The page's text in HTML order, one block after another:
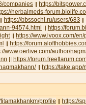
companies || https://
herbalmeds-
https://bbssochi.ru/users/683 ||
94574.html || https://
|| https://www.ivoox.com/en/
|| https://
www.oerlive.com/author/
|| https://
|| https://
profile || https://